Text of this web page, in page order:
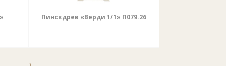
Пинскдрев «Верди 1/1» П079.26